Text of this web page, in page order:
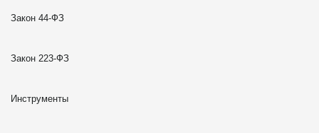
Закон 44-ФЗ
Закон 223-ФЗ
Инструменты